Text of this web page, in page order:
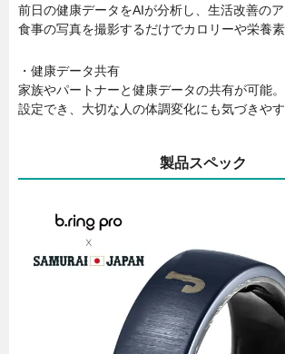
前日の健康データをAIが分析し、生活改善のア
食事の写真を撮影するだけでカロリーや栄養素
・健康データ共有
家族やパートナーと健康データの共有が可能
設定でき、大切な人の体調変化にも気づきやす
製品スペック